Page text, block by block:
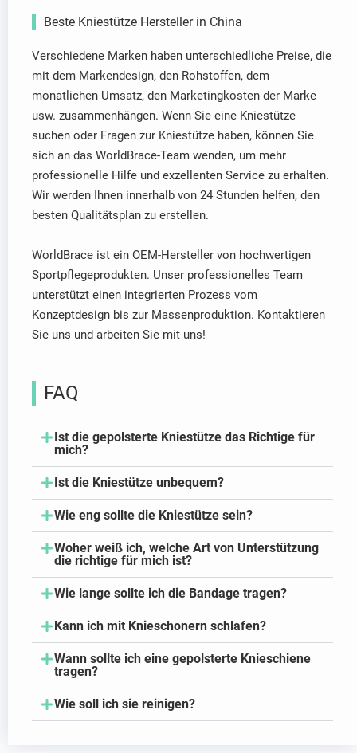
Beste Kniestütze Hersteller in China
Verschiedene Marken haben unterschiedliche Preise, die
mit dem Markendesign, den Rohstoffen, dem
monatlichen Umsatz, den Marketingkosten der Marke
usw. zusammenhängen. Wenn Sie eine Kniestütze
suchen oder Fragen zur Kniestütze haben, können Sie
sich an das WorldBrace-Team wenden, um mehr
professionelle Hilfe und exzellenten Service zu erhalten.
Wir werden Ihnen innerhalb von 24 Stunden helfen, den
besten Qualitätsplan zu erstellen.
WorldBrace ist ein OEM-Hersteller von hochwertigen
Sportpflegeprodukten. Unser professionelles Team
unterstützt einen integrierten Prozess vom
Konzeptdesign bis zur Massenproduktion. Kontaktieren
Sie uns und arbeiten Sie mit uns!
FAQ
Ist die gepolsterte Kniestütze das Richtige für
mich?
Ist die Kniestütze unbequem?
Wie eng sollte die Kniestütze sein?
Woher weiß ich, welche Art von Unterstützung
die richtige für mich ist?
Wie lange sollte ich die Bandage tragen?
Kann ich mit Knieschonern schlafen?
Wann sollte ich eine gepolsterte Knieschiene
tragen?
Wie soll ich sie reinigen?